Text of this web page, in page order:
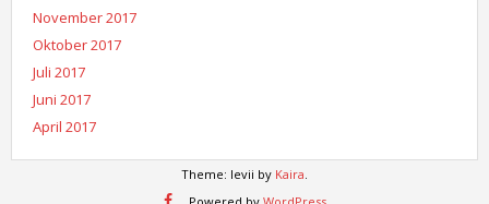
November 2017
Oktober 2017
Juli 2017
Juni 2017
April 2017
Theme: levii by Kaira.